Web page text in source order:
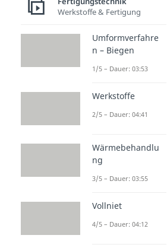
Additive Fertigung
Extruder
Dauer: 05:07
Dauer: 04:26
Werkstoffe & Fertigung
Umformverfahre
n – Biegen
1/5 – Dauer: 03:53
Werkstoffe
2/5 – Dauer: 04:41
Wärmebehandlu
ng
3/5 – Dauer: 03:55
Vollniet
4/5 – Dauer: 04:12